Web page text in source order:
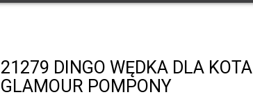
21279 DINGO WĘDKA DLA KOTA
GLAMOUR POMPONY